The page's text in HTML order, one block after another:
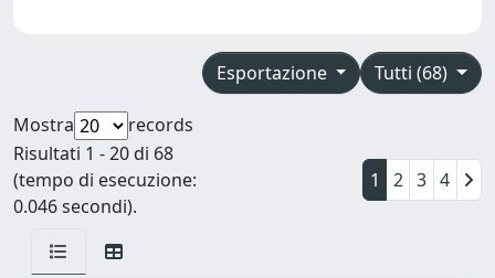
Tutti (68)
Esportazione
Mostra
records
Risultati 1 - 20 di 68
(tempo di esecuzione:
0.046 secondi).
1 2 3 4